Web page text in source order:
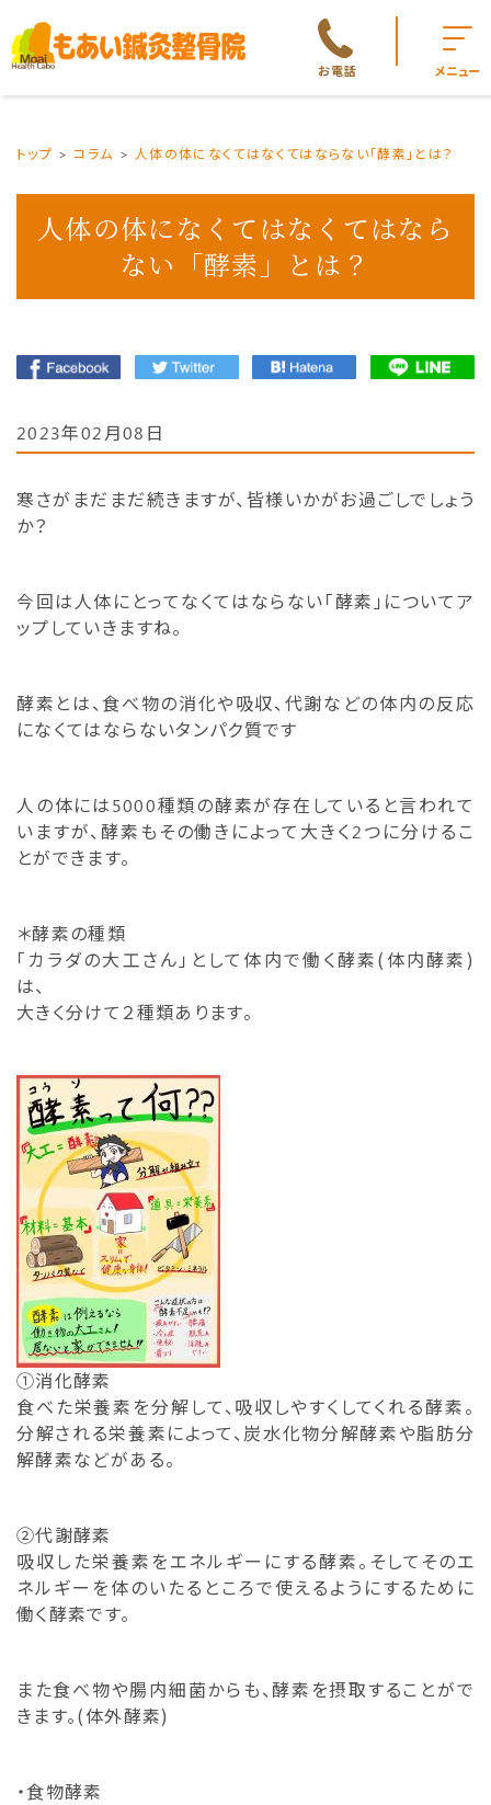
お電話 メニュー
トップ コラム 人体の体になくてはなくてはならない「酵素」とは？
人体の体になくてはなくてはなら
ない「酵素」とは？
2023年02月08日
寒さがまだまだ続きますが、皆様いかがお過ごしでしょう
か？
今回は人体にとってなくてはならない「酵素」についてア
ップしていきますね。
酵素とは、食べ物の消化や吸収、代謝などの体内の反応
になくてはならないタンパク質です
人の体には5000種類の酵素が存在していると言われて
いますが、酵素もその働きによって大きく2つに分けるこ
とができます。
＊酵素の種類
「カラダの大工さん」として体内で働く酵素(体内酵素)
は、
大きく分けて２種類あります。
①消化酵素
食べた栄養素を分解して、吸収しやすくしてくれる酵素。
分解される栄養素によって、炭水化物分解酵素や脂肪分
解酵素などがある。
②代謝酵素
吸収した栄養素をエネルギーにする酵素。そしてそのエ
ネルギーを体のいたるところで使えるようにするために
働く酵素です。
また食べ物や腸内細菌からも、酵素を摂取することがで
きます。(体外酵素)
・食物酵素